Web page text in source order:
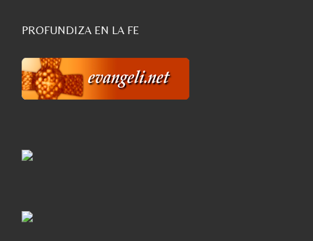
PROFUNDIZA EN LA FE